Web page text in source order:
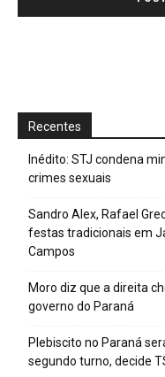
Recentes
Inédito: STJ condena
crimes sexuais
Sandro Alex, Rafael
festas tradicionais em
Campos
Moro diz que a direita
governo do Paraná
Plebiscito no Paraná
segundo turno, decide